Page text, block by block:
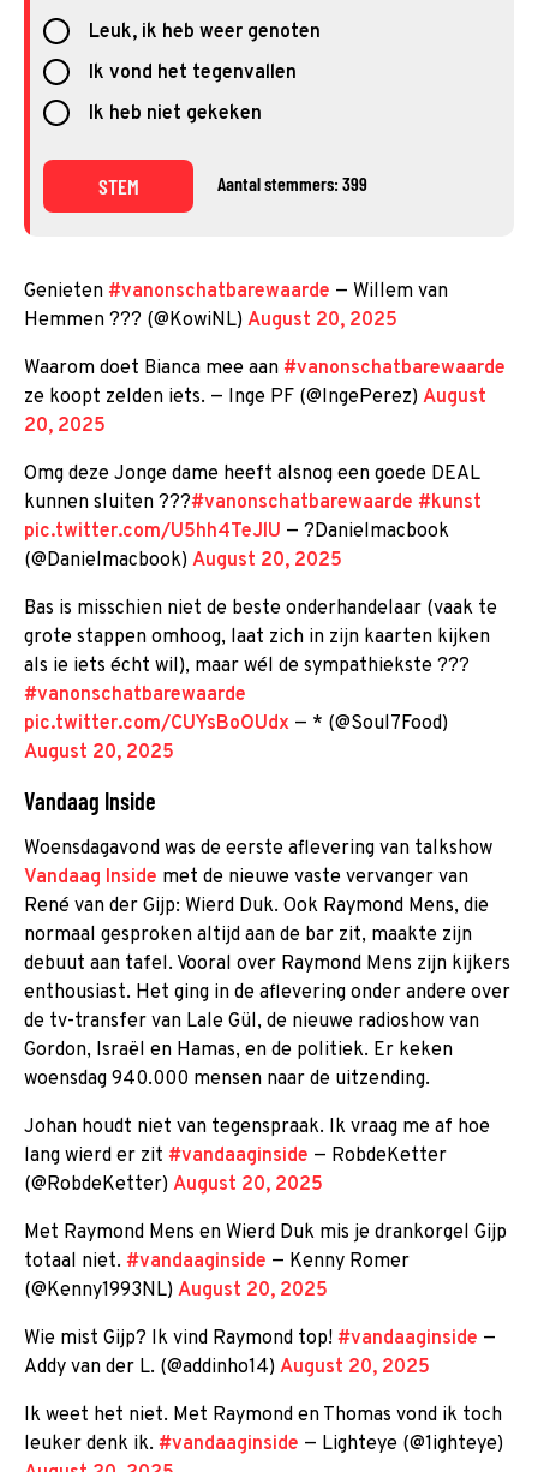
Leuk, ik heb weer genoten
Ik vond het tegenvallen
Ik heb niet gekeken
STEM Aantal stemmers: 399
Genieten #vanonschatbarewaarde — Willem van
Hemmen ??? (@KowiNL) August 20, 2025
Waarom doet Bianca mee aan #vanonschatbarewaarde
ze koopt zelden iets. — Inge PF (@IngePerez) August
20, 2025
Omg deze Jonge dame heeft alsnog een goede DEAL
kunnen sluiten ???#vanonschatbarewaarde #kunst
pic.twitter.com/U5hh4TeJlU — ?Danielmacbook
(@Danielmacbook) August 20, 2025
Bas is misschien niet de beste onderhandelaar (vaak te
grote stappen omhoog, laat zich in zijn kaarten kijken
als ie iets écht wil), maar wél de sympathiekste ???
#vanonschatbarewaarde
pic.twitter.com/CUYsBoOUdx — * (@Soul7Food)
August 20, 2025
Vandaag Inside
Woensdagavond was de eerste aflevering van talkshow
Vandaag Inside met de nieuwe vaste vervanger van
René van der Gijp: Wierd Duk. Ook Raymond Mens, die
normaal gesproken altijd aan de bar zit, maakte zijn
debuut aan tafel. Vooral over Raymond Mens zijn kijkers
enthousiast. Het ging in de aflevering onder andere over
de tv-transfer van Lale Gül, de nieuwe radioshow van
Gordon, Israël en Hamas, en de politiek. Er keken
woensdag 940.000 mensen naar de uitzending.
Johan houdt niet van tegenspraak. Ik vraag me af hoe
lang wierd er zit #vandaaginside — RobdeKetter
(@RobdeKetter) August 20, 2025
Met Raymond Mens en Wierd Duk mis je drankorgel Gijp
totaal niet. #vandaaginside — Kenny Romer
(@Kenny1993NL) August 20, 2025
Wie mist Gijp? Ik vind Raymond top! #vandaaginside —
Addy van der L. (@addinho14) August 20, 2025
Ik weet het niet. Met Raymond en Thomas vond ik toch
leuker denk ik. #vandaaginside — Lighteye (@1ighteye)